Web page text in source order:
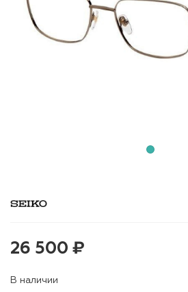
26 500 ₽
В наличии